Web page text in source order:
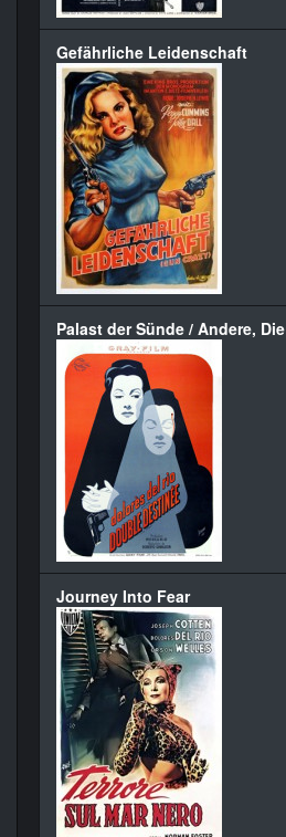
Gefährliche Leidenschaft
Palast der Sünde / Andere, Die
Journey Into Fear